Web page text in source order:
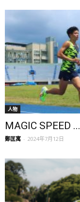
人物
MAGIC SPEED ...
鄭匡寓 - 2024年7月12日